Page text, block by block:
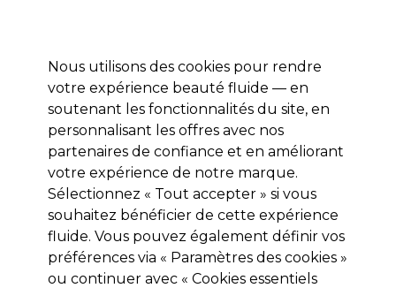
Se connecter
Marques Bons plans Coiffure Electro et Matériel
Livraison et délais
lire la suite
PBS
PBS Révélateur de teinture pour Cils
3%-10Vol
Nous utilisons des cookies pour rendre
votre expérience beauté fluide — en
soutenant les fonctionnalités du site, en
personnalisant les offres avec nos
partenaires de confiance et en améliorant
votre expérience de notre marque.
Sélectionnez « Tout accepter » si vous
souhaitez bénéficier de cette expérience
fluide. Vous pouvez également définir vos
préférences via « Paramètres des cookies »
ou continuer avec « Cookies essentiels